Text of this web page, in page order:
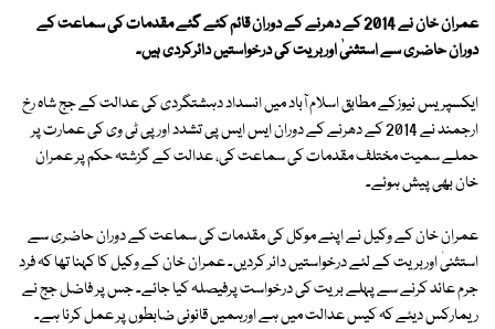
عمران خان نے 2014 کے دھرنے کے دوران قائم کئے گئے مقدمات کی سماعت کے
دوران حاضری سے استثنیٰ اوربریت کی درخواستیں دائرکردی ہیں۔
ایکسپریس نیوزکے مطابق اسلام آباد میں انسداد دہشتگردی کی عدالت کے جج شاہ رخ
ارجمند نے 2014 کے دھرنے کے دوران ایس ایس پی تشدد اور پی ٹی وی کی عمارت پر
حملے سمیت مختلف مقدمات کی سماعت کی، عدالت کے گزشتہ حکم پر عمران
خان بھی پیش ہوئے۔
عمران خان کے وکیل نے اپنے موکل کی مقدمات کی سماعت کے دوران حاضری سے
استثنیٰ اوربریت کے لئے درخواستیں دائر کردیں۔ عمران خان کے وکیل کا کہنا تھا کہ فرد
جرم عائد کرنے سے پہلے بریت کی درخواست پرفیصلہ کیا جائے۔ جس پر فاضل جج نے
ریمارکس دیئے کہ کیس عدالت میں ہے اورہمیں قانونی ضابطوں پر عمل کرنا ہے۔